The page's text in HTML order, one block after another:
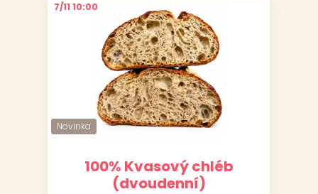
7/11 10:00
Novinka
Novinka
100% Kvasový chléb
(dvoudenní)